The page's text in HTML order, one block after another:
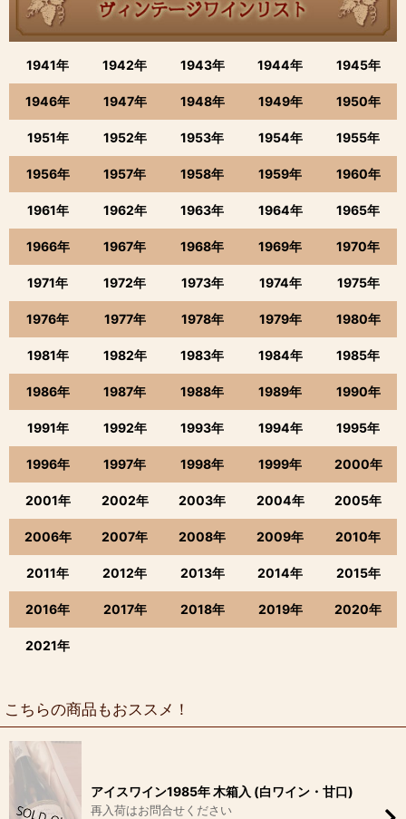
1941年 1942年 1943年 1944年 1945年
1946年 1947年 1948年 1949年 1950年
1951年 1952年 1953年 1954年 1955年
1956年 1957年 1958年 1959年 1960年
1961年 1962年 1963年 1964年 1965年
1966年 1967年 1968年 1969年 1970年
1971年 1972年 1973年 1974年 1975年
1976年 1977年 1978年 1979年 1980年
1981年 1982年 1983年 1984年 1985年
1986年 1987年 1988年 1989年 1990年
1991年 1992年 1993年 1994年 1995年
1996年 1997年 1998年 1999年 2000年
2001年 2002年 2003年 2004年 2005年
2006年 2007年 2008年 2009年 2010年
2011年 2012年 2013年 2014年 2015年
2016年 2017年 2018年 2019年 2020年
2021年
こちらの商品もおススメ！
アイスワイン1985年 木箱入 (白ワイン・甘口)
再入荷はお問合せください